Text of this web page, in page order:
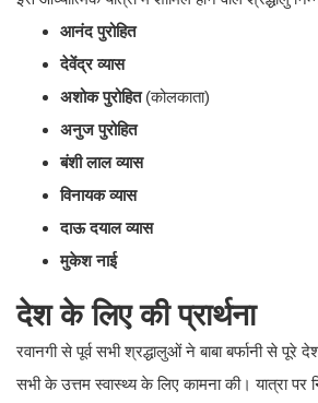
आनंद पुरोहित
देवेंद्र व्यास
अशोक पुरोहित(कोलकाता)
अनुज पुरोहित
बंशी लाल व्यास
विनायक व्यास
दाऊ दयाल व्यास
मुकेश नाई
देश के लिए की प्रार्थना
​रवानगी से पूर्व सभी श्रद्धालुओं ने बाबा बर्फानी से
सभी के उत्तम स्वास्थ्य के लिए कामना की। यात्रा